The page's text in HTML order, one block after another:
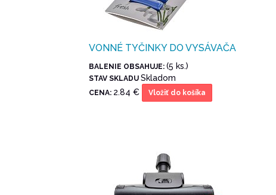
VONNÉ TYČINKY DO VYSÁVAČA
BALENIE OBSAHUJE:(5 ks.)
STAV SKLADUSkladom
CENA: 2.84 € Vložiť do košíka